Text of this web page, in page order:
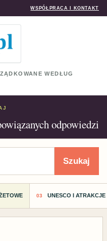
WSPÓŁPRACA I KONTAKT
WEDŁUG
odpowiedzi
Szukaj
UNESCO I